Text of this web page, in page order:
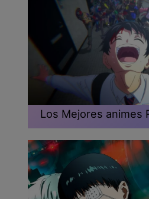
Los Mejores animes